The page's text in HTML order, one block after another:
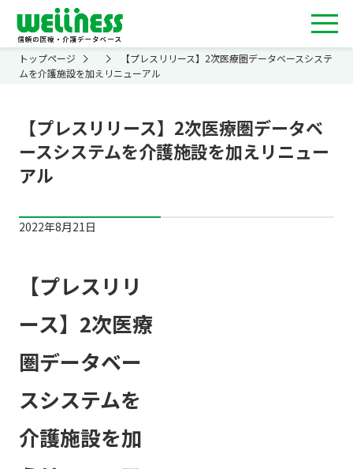
トップページ
【プレスリリース】2次医療圏データベースシステ
ムを介護施設を加えリニューアル
【プレスリリース】2次医療圏データベ
ースシステムを介護施設を加えリニュー
アル
2022年8月21日
【プレスリリ
ース】2次医療
圏データベー
スシステムを
介護施設を加